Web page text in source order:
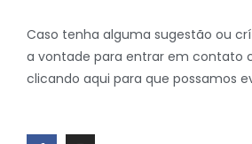
Caso tenha alguma sugestão ou
a vontade para entrar em contato
clicando aqui para que possamos